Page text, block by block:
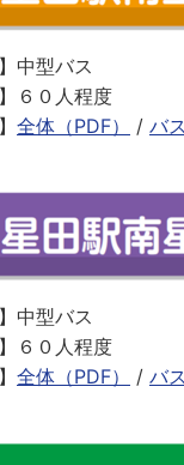
中型バス
６０人程度
全体（PDF） / バ
中型バス
６０人程度
全体（PDF） / バ